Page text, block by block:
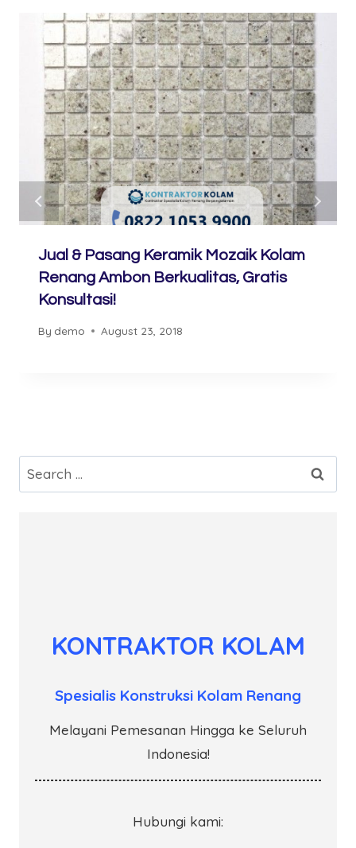
Jual & Pasang Keramik Mozaik Kolam
Renang Ambon Berkualitas, Gratis
Konsultasi!
By demo August 23, 2018
Search
for:
KONTRAKTOR KOLAM
Spesialis Konstruksi Kolam Renang
Melayani Pemesanan Hingga ke Seluruh
Indonesia!
Hubungi kami: